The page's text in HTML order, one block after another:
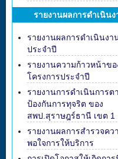
รายงานผลการดำเนินง
รายงานผลการดำเนินงา
ประจำปี
รายงานความก้าวหน้าขอ
โครงการประจำปี
รายงานการดำเนินการต
ป้องกันการทุจริต ของ
สพป.สุราษฎร์ธานี เขต 1
รายงานผลการสำรวจคว
พอใจการให้บริการ